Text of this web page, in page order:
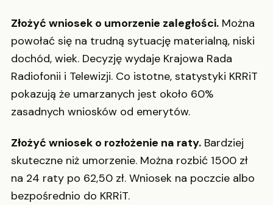
Złożyć wniosek o umorzenie zaległości. Można
powołać się na trudną sytuację materialną, niski
dochód, wiek. Decyzję wydaje Krajowa Rada
Radiofonii i Telewizji. Co istotne, statystyki KRRiT
pokazują że umarzanych jest około 60%
zasadnych wniosków od emerytów.
Złożyć wniosek o rozłożenie na raty. Bardziej
skuteczne niż umorzenie. Można rozbić 1500 zł
na 24 raty po 62,50 zł. Wniosek na poczcie albo
bezpośrednio do KRRiT.